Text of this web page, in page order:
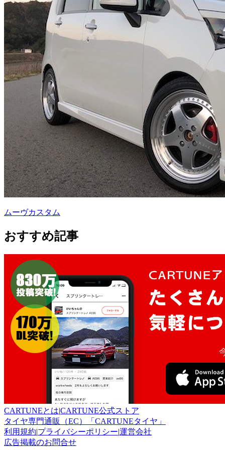
ムーヴカスタム
おすすめ記事
CARTUNEとは|CARTUNE公式ストア
タイヤ専門通販（EC）「CARTUNEタイヤ」
利用規約|プライバシーポリシー|運営会社
広告掲載のお問合せ